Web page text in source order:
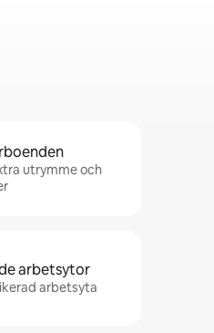
utrymme och
arbetsytor
arbetsyta